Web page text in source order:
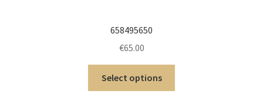
658495650
€65.00
Select options